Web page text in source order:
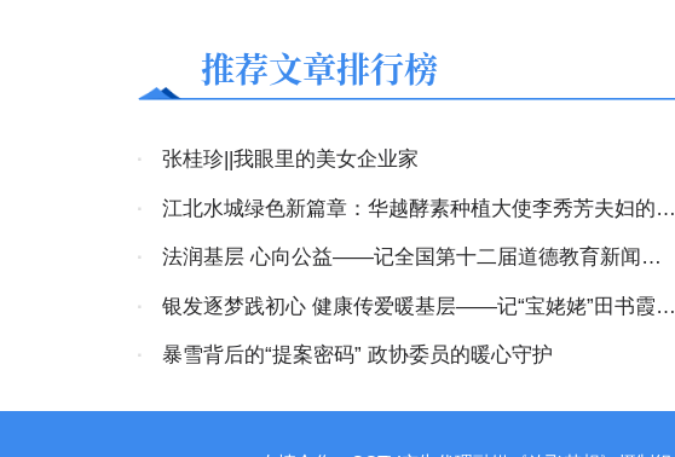
推荐文章排行榜
· 张桂珍||我眼里的美女企业家
·
江北水城绿色新篇章：华越酵素种植大使李秀芳夫妇的领
航之旅
·
法润基层 心向公益——记全国第十二届道德教育新闻人
物段宏伟
·
银发逐梦践初心 健康传爱暖基层——记“宝姥姥”田书霞：
以向善之行铸就基层道德标杆
· 暴雪背后的“提案密码” 政协委员的暖心守护